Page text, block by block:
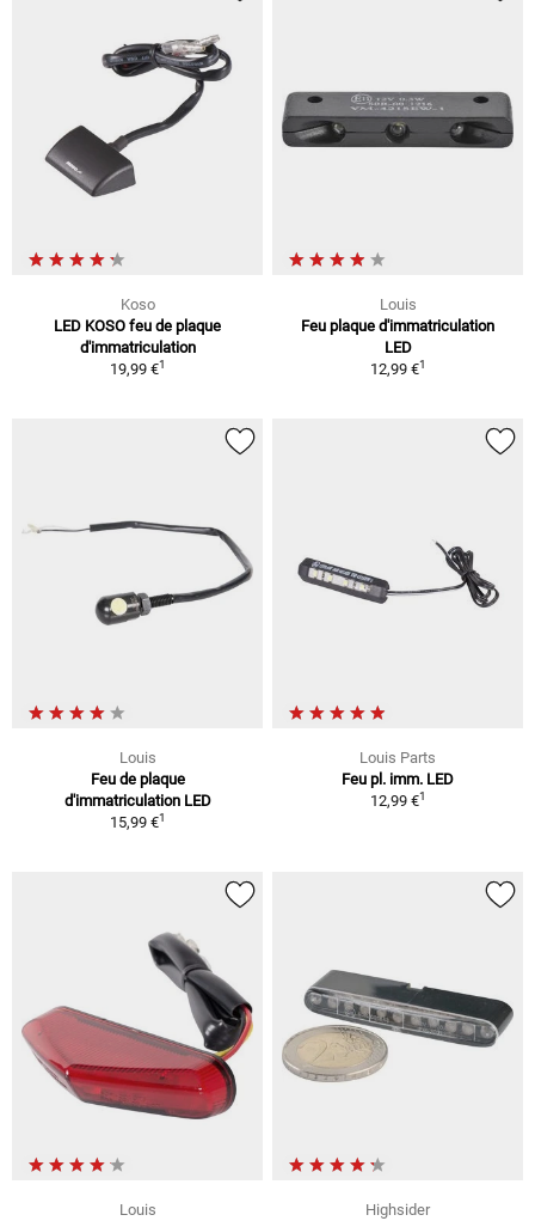
Koso
LED KOSO feu de plaque
d'immatriculation
19,99 €1
Louis
Feu plaque d'immatriculation
LED
12,99 €1
Louis
Feu de plaque
d'immatriculation LED
15,99 €1
Louis Parts
Feu pl. imm. LED
12,99 €1
Louis
Highsider